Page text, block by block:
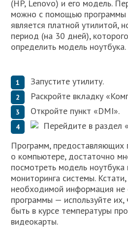
(HP, Lenovo) и его модель.
можно с помощью программы
является платной утилитой,
период (на 30 дней),
определить модель ноутбука.
Запустите утилиту.
Раскройте вкладку
Откройте пункт «DMI».
Перейдите в раздел
Программ, предоставляющих
о компьютере, достаточно
посмотреть модель
мониторинга системы.
необходимой информация не
программы — используйте
быть в курсе температуры
видеокарты.